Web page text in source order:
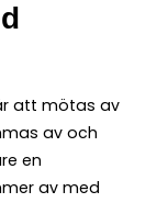
att mötas av
av och
en
av med